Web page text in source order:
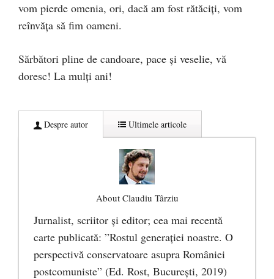
vom pierde omenia, ori, dacă am fost rătăciţi, vom
reînvăţa să fim oameni.
Sărbători pline de candoare, pace şi veselie, vă
doresc! La mulţi ani!
Despre autor Ultimele articole
About Claudiu Târziu
Jurnalist, scriitor şi editor; cea mai recentă
carte publicată: ”Rostul generației noastre. O
perspectivă conservatoare asupra României
postcomuniste” (Ed. Rost, București, 2019)